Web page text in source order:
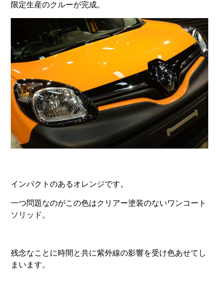
限定生産のクルーが完成。
インパクトのあるオレンジです。
一つ問題なのがこの色はクリアー塗装のないワンコート
ソリッド。
残念なことに時間と共に紫外線の影響を受け色あせてし
まいます。